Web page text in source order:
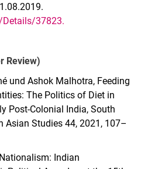
37823.
Review)
und Ashok Malhotra, Feeding
The Politics of Diet in
Post-Colonial India, South
Asian Studies 44, 2021, 107–
Indian